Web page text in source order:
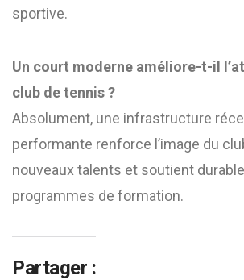
sportive.
Un court moderne améliore-t-il
club de tennis ?
Absolument, une infrastructure
performante renforce l’image du
nouveaux talents et soutient
programmes de formation.
Partager :